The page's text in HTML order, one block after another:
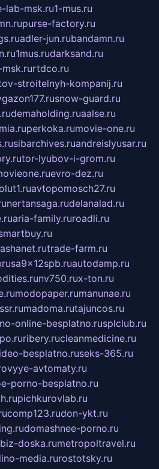
lab-msk.ru1-mus.ru
purse-factory.ru
adler-jun.rubandamn.ru
1mus.rudarksand.ru
rtdco.ru
stroitelnyh-kompanij.ru
snow-guard.ru
demaholding.ruaalse.ru
perkoka.rumovie-one.ru
sibarchives.ruandreislyusar.ru
tor-lyubov-i-grom.ru
evro-dez.ru
avtopomosch27.ru
nertansaga.rudelanalad.ru
aria-family.ruroadli.ru
ashanet.rutrade-farm.ru
autodamp.ru
nv750.rux-ton.ru
modopaper.rumanunae.ru
madoma.rutajuncos.ru
online-besplatno.rusplclub.ru
ribery.rucleanmedicine.ru
besplatno.ruseks-365.ru
avtomaty.ru
porno-besplatno.ru
pichkurovlab.ru
comp123.rudon-ykt.ru
domashnee-porno.ru
biz-doska.rumetropoltravel.ru
media.rurostotsky.ru